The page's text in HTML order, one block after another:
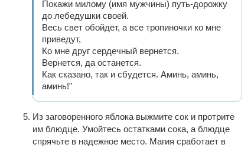
Покажи милому (имя мужчины) путь-дорожку
до лебедушки своей.
Весь свет обойдет, а все тропиночки ко мне
приведут,
Ко мне друг сердечный вернется.
Вернется, да останется.
Как сказано, так и сбудется. Аминь, аминь,
аминь!”
Из заговоренного яблока выжмите сок и протрите
им блюдце. Умойтесь остатками сока, а блюдце
спрячьте в надежное место. Магия сработает в